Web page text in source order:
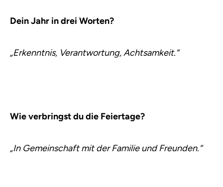
Dein Jahr in drei Worten?
„Erkenntnis, Verantwortung, Achtsamkeit.“
Wie verbringst du die Feiertage?
„In Gemeinschaft mit der Familie und Freunden.“